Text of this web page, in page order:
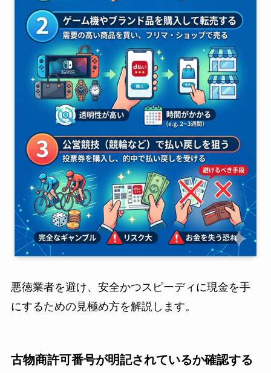
悪徳業者を避け、安全かつスピーディに現金を手
にするための見極め方を解説します。
古物商許可番号が明記されているか確認する